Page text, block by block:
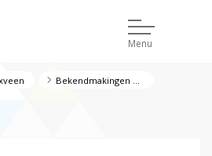
Menu